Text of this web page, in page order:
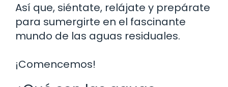
Así que, siéntate, relájate y prepárate
para sumergirte en el fascinante
mundo de las aguas residuales.
¡Comencemos!